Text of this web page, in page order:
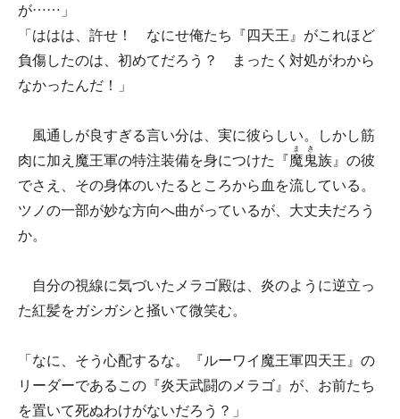
が……」
「ははは、許せ！ なにせ俺たち『四天王』がこれほど
負傷したのは、初めてだろう？ まったく対処がわから
なかったんだ！」
風通しが良すぎる言い分は、実に彼らしい。しかし筋
肉に加え魔王軍の特注装備を身につけた『魔鬼
まき
族』の彼
でさえ、その身体のいたるところから血を流している。
ツノの一部が妙な方向へ曲がっているが、大丈夫だろう
か。
自分の視線に気づいたメラゴ殿は、炎のように逆立っ
た紅髪をガシガシと掻いて微笑む。
「なに、そう心配するな。『ルーワイ魔王軍四天王』の
リーダーであるこの『炎天武闘のメラゴ』が、お前たち
を置いて死ぬわけがないだろう？」